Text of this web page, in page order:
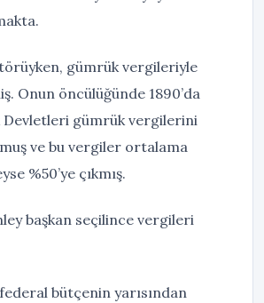
gümrük vergileriyle
Onun öncülüğünde 1890’da
Devletleri gümrük vergilerini
ve bu vergiler ortalama
%50’ye çıkmış.
başkan seçilince vergileri
bütçenin yarısından